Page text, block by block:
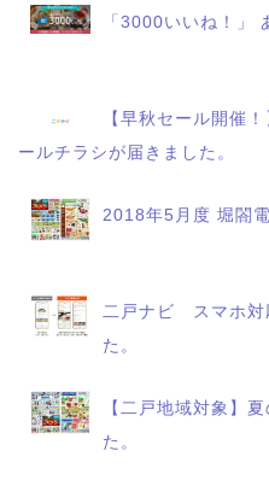
「3000いいね！」
【早秋セール開催
ールチラシが届きました。
2018年5月度 堀閤
二戸ナビ スマホ対
た。
【二戸地域対象】
た。